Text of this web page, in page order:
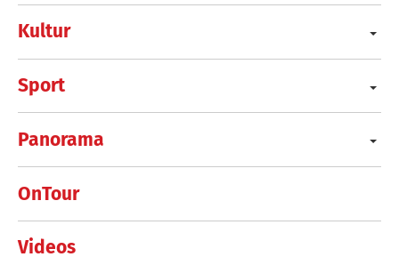
Kultur
Sport
Panorama
OnTour
Videos